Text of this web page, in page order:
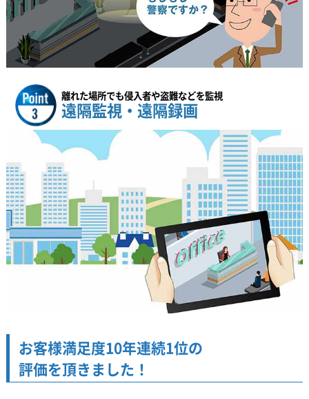
離れた場所でも侵入者や盗難などを監視
遠隔監視・遠隔録画
お客様満足度10年連続1位の
評価を頂きました！